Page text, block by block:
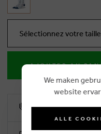
Sélectionnez votre taille
AJOUTER AU
10% remise de
We maken
website
ALLE